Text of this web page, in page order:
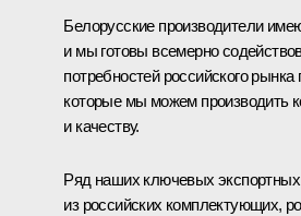
Белорусские производители
и мы готовы всемерно
потребностей российского
которые мы можем производить
и качеству.
Ряд наших ключевых экспортных
из российских комплектующих,